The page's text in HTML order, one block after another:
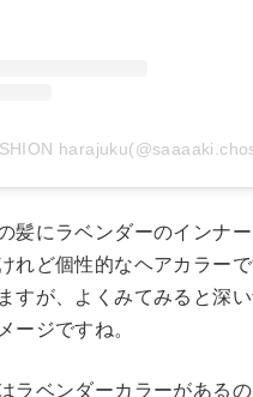
髪にラベンダーのインナ
れど個性的なヘアカラーで
すが、よくみてみると深
ージですね。
ラベンダーカラーがある